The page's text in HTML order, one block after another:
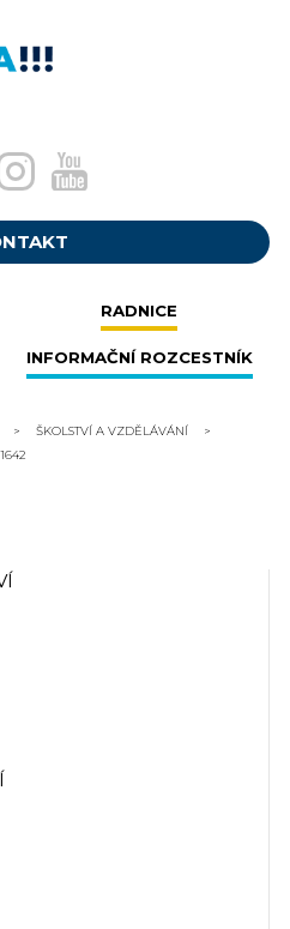
RADNICE
INFORMAČNÍ ROZCESTNÍK
ŠKOLSTVÍ A VZDĚLÁVÁNÍ